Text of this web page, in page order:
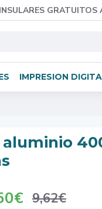
GRATUITOS
IMPRESION
9,62€